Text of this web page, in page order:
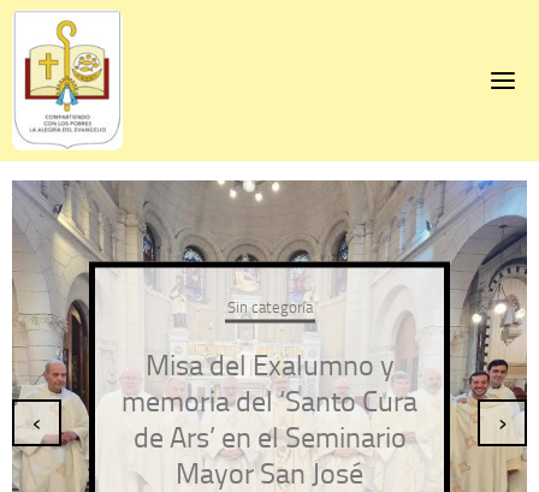
Skip
content
Sin categoría
Misa del Exalumno y
memoria del ‘Santo Cura
de Ars’ en el Seminario
Mayor San José
‹ ›